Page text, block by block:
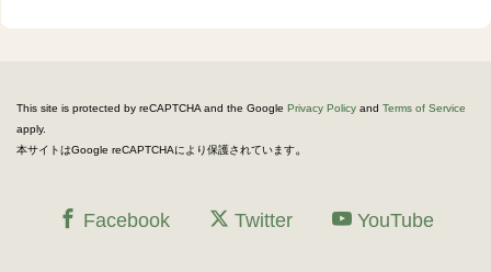
This site is protected by reCAPTCHA and the Google Privacy Policy and Terms of Service
apply.
本サイトはGoogle reCAPTCHAにより保護されています。
Facebook Twitter YouTube